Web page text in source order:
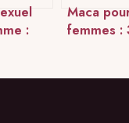
:
Maca
femmes :
solution